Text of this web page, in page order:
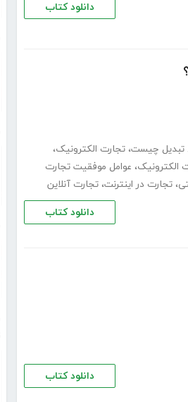
دانلود کتاب
تبدیل چیست، تجارت الکترونیک،
الکترونیک، عوامل موفقیت تجارت
، تجارت در اینترنت، تجارت آنلاین
دانلود کتاب
دانلود کتاب